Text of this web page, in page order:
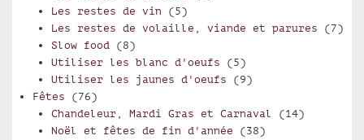
Les restes de vin (5)
Les restes de volaille, viande et parures (7)
Slow food (8)
Utiliser les blanc d'oeufs (5)
Utiliser les jaunes d'oeufs (9)
Fêtes (76)
Chandeleur, Mardi Gras et Carnaval (14)
Noël et fêtes de fin d'année (38)